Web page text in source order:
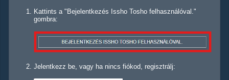
Kattints a "Bejelentkezés Issho Tosho felhasználóval."
gombra:
Jelentkezz be, vagy ha nincs fiókod, regisztrálj: